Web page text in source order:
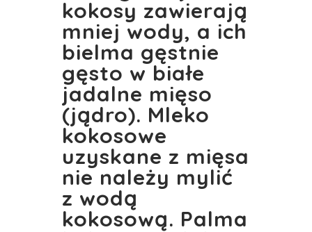
kokosy zawierają
mniej wody, a ich
bielma gęstnie
gęsto w białe
jadalne mięso
(jądro). Mleko
kokosowe
uzyskane z mięsa
nie należy mylić
z wodą
kokosową. Palma